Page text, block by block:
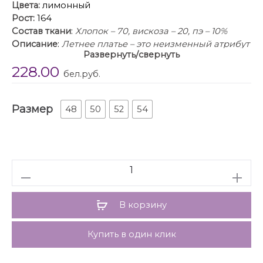
Цвета: лимонный
Рост: 164
Состав ткани: Хлопок – 70, вискоза – 20, пэ – 10%
Описание: Летнее платье – это неизменный атрибут
сезона отпусков, а также жарких городских будней
и романтических вечеров. Надев это нарядное
Модель полуприлегающего силуэта, с продольными
рельефами по полочке и спинке. Вырез декольте
особенностей. Застежка – потайная тесьма-молния
по центральному шву спинки! Подкладка 100%
хлопок!
Длина – 110 см, рукав – 35 см
Развернуть/свернуть
228.00 бел.руб.
Размер 48 50 52 54
В корзину
Купить в один клик